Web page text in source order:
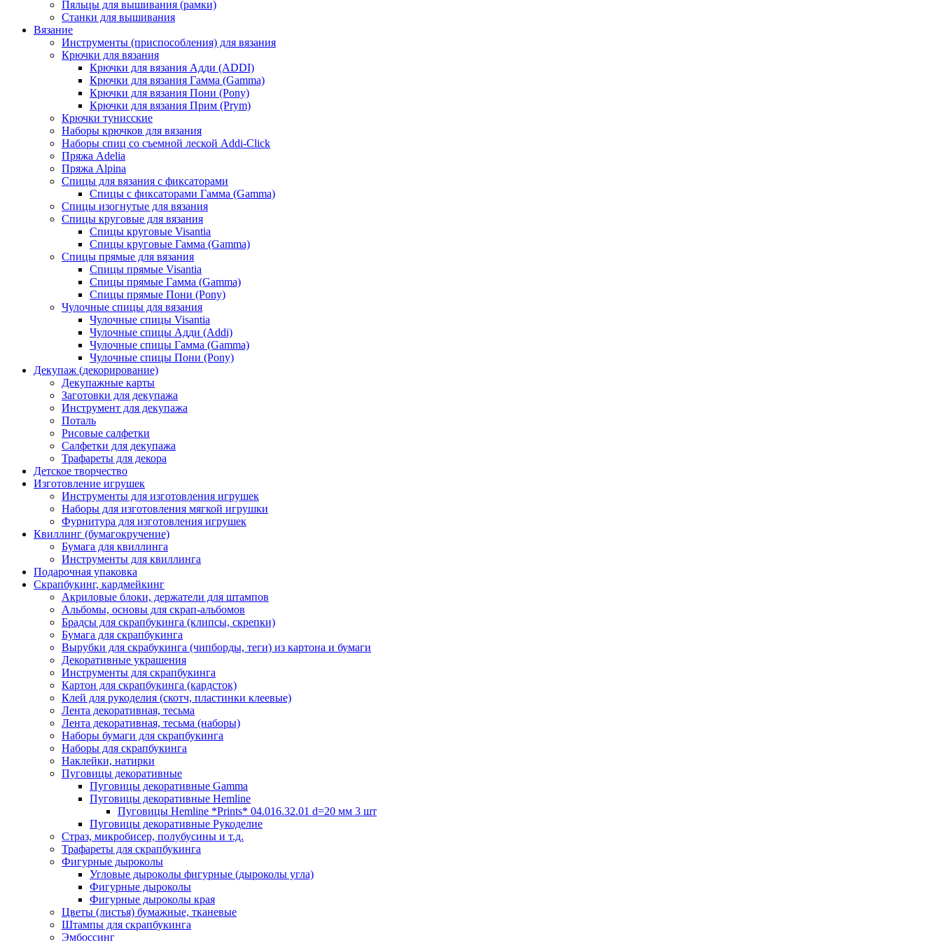
Пяльцы для вышивания (рамки)
Станки для вышивания
Вязание
Инструменты (приспособления) для вязания
Крючки для вязания
Крючки для вязания Адди (ADDI)
Крючки для вязания Гамма (Gamma)
Крючки для вязания Пони (Pony)
Крючки для вязания Прим (Prym)
Крючки тунисские
Наборы крючков для вязания
Наборы спиц со съемной леской Addi-Click
Пряжа Adelia
Пряжа Alpina
Спицы для вязания с фиксаторами
Спицы с фиксаторами Гамма (Gamma)
Спицы изогнутые для вязания
Спицы круговые для вязания
Спицы круговые Visantia
Спицы круговые Гамма (Gamma)
Спицы прямые для вязания
Спицы прямые Visantia
Спицы прямые Гамма (Gamma)
Спицы прямые Пони (Pony)
Чулочные спицы для вязания
Чулочные спицы Visantia
Чулочные спицы Адди (Addi)
Чулочные спицы Гамма (Gamma)
Чулочные спицы Пони (Pony)
Декупаж (декорирование)
Декупажные карты
Заготовки для декупажа
Инструмент для декупажа
Поталь
Рисовые салфетки
Салфетки для декупажа
Трафареты для декора
Детское творчество
Изготовление игрушек
Инструменты для изготовления игрушек
Наборы для изготовления мягкой игрушки
Фурнитура для изготовления игрушек
Квиллинг (бумагокручение)
Бумага для квиллинга
Инструменты для квиллинга
Подарочная упаковка
Скрапбукинг, кардмейкинг
Акриловые блоки, держатели для штампов
Альбомы, основы для скрап-альбомов
Брадсы для скрапбукинга (клипсы, скрепки)
Бумага для скрапбукинга
Вырубки для скрабукинга (чипборды, теги) из картона и бумаги
Декоративные украшения
Инструменты для скрапбукинга
Картон для скрапбукинга (кардсток)
Клей для рукоделия (скотч, пластинки клеевые)
Лента декоративная, тесьма
Лента декоративная, тесьма (наборы)
Наборы бумаги для скрапбукинга
Наборы для скрапбукинга
Наклейки, натирки
Пуговицы декоративные
Пуговицы декоративные Gamma
Пуговицы декоративные Hemline
Пуговицы Hemline *Prints* 04.016.32.01 d=20 мм 3 шт
Пуговицы декоративные Рукоделие
Страз, микробисер, полубусины и т.д.
Трафареты для скрапбукинга
Фигурные дыроколы
Угловые дыроколы фигурные (дыроколы угла)
Фигурные дыроколы
Фигурные дыроколы края
Цветы (листья) бумажные, тканевые
Штампы для скрапбукинга
Эмбоссинг